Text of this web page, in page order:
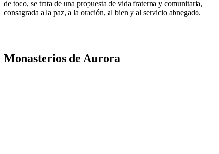
de todo, se trata de una propuesta de vida fraterna y comunitaria,
consagrada a la paz, a la oración, al bien y al servicio abnegado.
Monasterios de Aurora